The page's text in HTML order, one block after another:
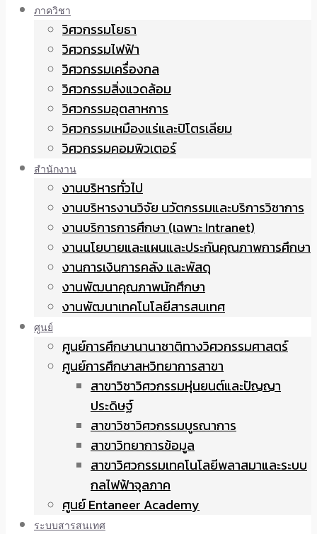
ภาควิชา
วิศวกรรมโยธา
วิศวกรรมไฟฟ้า
วิศวกรรมเครื่องกล
วิศวกรรมสิ่งแวดล้อม
วิศวกรรมอุตสาหการ
วิศวกรรมเหมืองแร่และปิโตรเลียม
วิศวกรรมคอมพิวเตอร์
สำนักงาน
งานบริหารทั่วไป
งานบริหารงานวิจัย นวัตกรรมและบริการวิชาการ
งานบริการการศึกษา (เฉพาะ Intranet)
งานนโยบายและแผนและประกันคุณภาพการศึกษา
งานการเงินการคลัง และพัสดุ
งานพัฒนาคุณภาพนักศึกษา
งานพัฒนาเทคโนโลยีสารสนเทศ
ศูนย์
ศูนย์การศึกษานานาชาติทางวิศวกรรมศาสตร์
ศูนย์การศึกษาสหวิทยาการสาขา
สาขาวิชาวิศวกรรมหุ่นยนต์และปัญญา
ประดิษฐ์
สาขาวิชาวิศวกรรมบูรณาการ
สาขาวิทยาการข้อมูล
สาขาวิศวกรรมเทคโนโลยีพลาสมาและระบบ
กลไฟฟ้าจุลภาค
ศูนย์ Entaneer Academy
ระบบสารสนเทศ